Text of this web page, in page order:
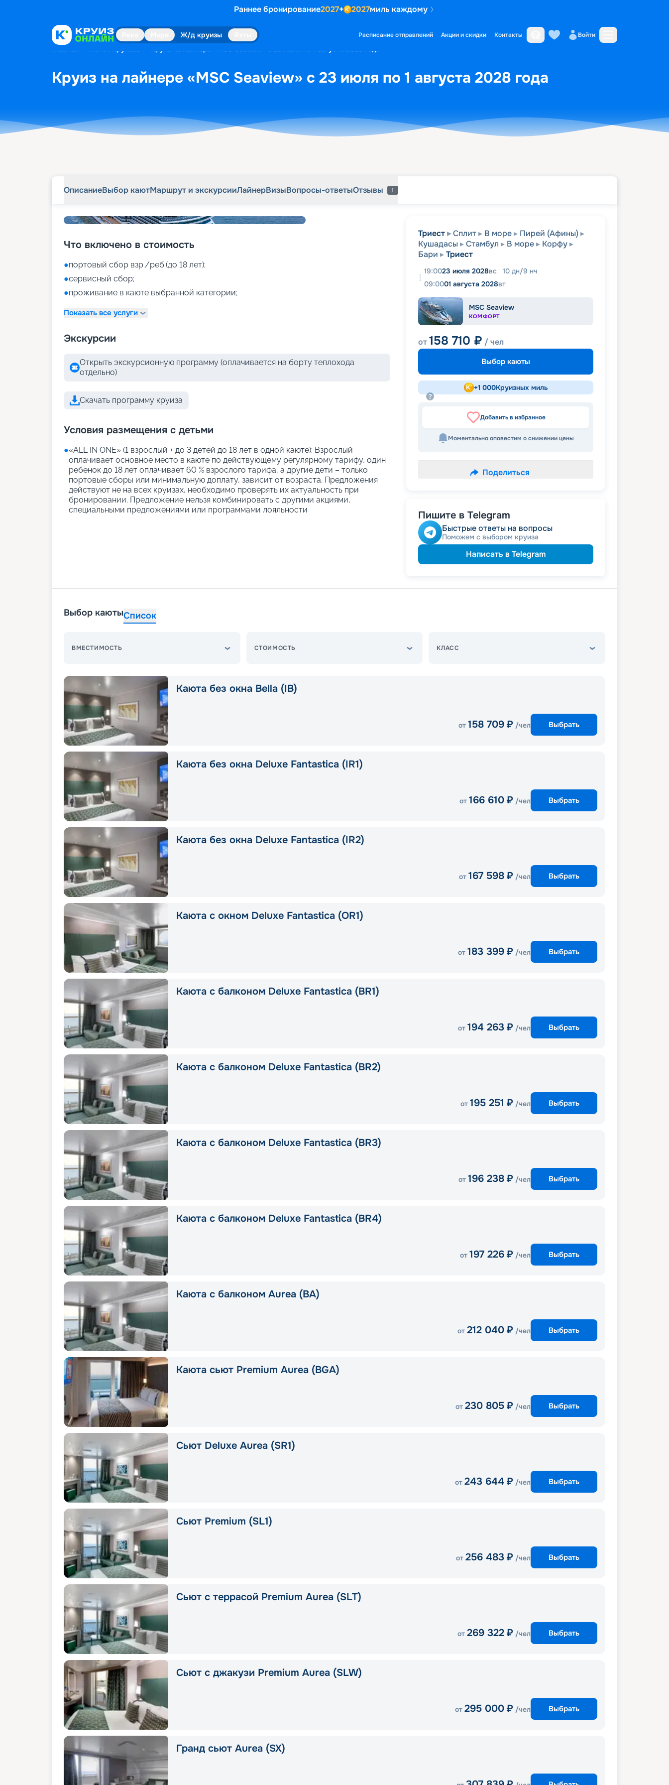
Раннее бронирование2027+ 2027миль каждому
Ж/д круизы Расписание отправлений Акции и скидки Контакты Войти
Главная Поиск круизов Круиз на лайнере «MSC Seaview» с 23 июля по 1 августа 2028 года
Круиз на лайнере «MSC Seaview» с 23 июля по 1 августа 2028 года
ОписаниеВыбор каютМаршрут и экскурсииЛайнерВизыВопросы-ответыОтзывы 1
Что включено в стоимость
●портовый сбор взр./реб.(до 18 лет);
●сервисный сбор;
●проживание в каюте выбранной категории;
Показать все услуги
Экскурсии
Открыть экскурсионную программу (оплачивается на борту теплохода
отдельно)
Скачать программу круиза
Условия размещения с детьми
●«АLL IN ONE» (1 взрослый + до 3 детей до 18 лет в одной каюте): Взрослый
оплачивает основное место в каюте по действующему регулярному тарифу, один
ребенок до 18 лет оплачивает 60 % взрослого тарифа, а другие дети – только
портовые сборы или минимальную доплату, зависит от возраста. Предложения
действуют не на всех круизах, необходимо проверять их актуальность при
бронировании. Предложение нельзя комбинировать с другими акциями,
специальными предложениями или программами лояльности
Триест Сплит В море
Пирей (Афины)
Кушадасы
Стамбул В море
Корфу
Бари
Триест
19:0023 июля 2028вс 10 дн/9 нч
09:0001 августа 2028вт
MSC Seaview
КОМФОРТ
от158 710 ₽ / чел
Выбор каюты
+1 000Круизных миль
Добавить в избранное
Моментально оповестим о снижении цены
Поделиться
Пишите в Telegram
Быстрые ответы на вопросы
Поможем с выбором круиза
Написать в Telegram
Выбор каютыСписок
ВМЕСТИМОСТЬ СТОИМОСТЬ КЛАСС
Каюта без окна Bella (IB)
от 158 709 ₽ /чел Выбрать
Каюта без окна Deluxe Fantastica (IR1)
от 166 610 ₽ /чел Выбрать
Каюта без окна Deluxe Fantastica (IR2)
от 167 598 ₽ /чел Выбрать
Каюта с окном Deluxe Fantastica (OR1)
от 183 399 ₽ /чел Выбрать
Каюта с балконом Deluxe Fantastica (BR1)
от 194 263 ₽ /чел Выбрать
Каюта с балконом Deluxe Fantastica (BR2)
от 195 251 ₽ /чел Выбрать
Каюта с балконом Deluxe Fantastica (BR3)
от 196 238 ₽ /чел Выбрать
Каюта с балконом Deluxe Fantastica (BR4)
от 197 226 ₽ /чел Выбрать
Каюта с балконом Aurea (BA)
от 212 040 ₽ /чел Выбрать
Каюта сьют Premium Aurea (BGA)
от 230 805 ₽ /чел Выбрать
Сьют Deluxe Aurea (SR1)
от 243 644 ₽ /чел Выбрать
Сьют Premium (SL1)
от 256 483 ₽ /чел Выбрать
Сьют с террасой Premium Aurea (SLT)
от 269 322 ₽ /чел Выбрать
Сьют с джакузи Premium Aurea (SLW)
от 295 000 ₽ /чел Выбрать
Гранд сьют Aurea (SX)